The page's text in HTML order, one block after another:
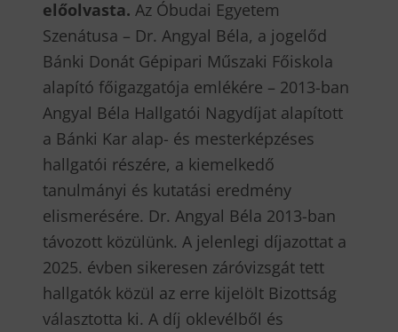
előolvasta. Az Óbudai Egyetem
Szenátusa – Dr. Angyal Béla, a jogelőd
Bánki Donát Gépipari Műszaki Főiskola
alapító főigazgatója emlékére – 2013-ban
Angyal Béla Hallgatói Nagydíjat alapított
a Bánki Kar alap- és mesterképzéses
hallgatói részére, a kiemelkedő
tanulmányi és kutatási eredmény
elismerésére. Dr. Angyal Béla 2013-ban
távozott közülünk. A jelenlegi díjazottat a
2025. évben sikeresen záróvizsgát tett
hallgatók közül az erre kijelölt Bizottság
választotta ki. A díj oklevélből és